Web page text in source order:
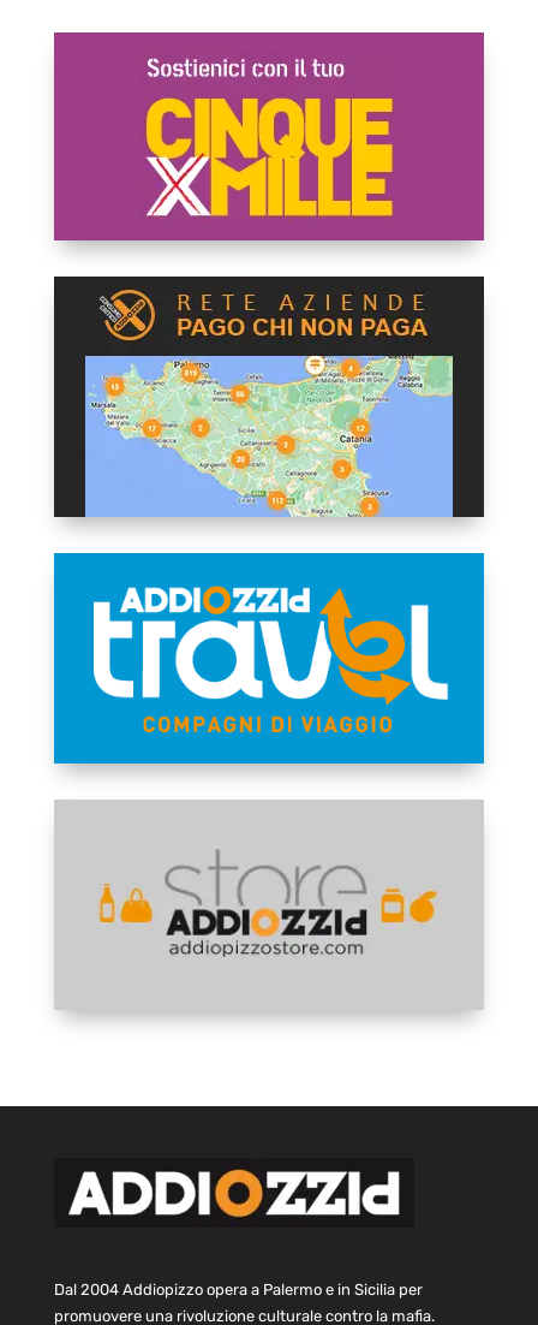
Dal 2004 Addiopizzo opera a Palermo e in Sicilia per
promuovere una rivoluzione culturale contro la mafia.